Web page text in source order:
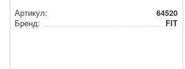
Артикул:
64520
Бренд:
FIT